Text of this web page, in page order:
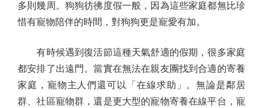
多則幾周。狗狗彷彿度假一般，因為這些家庭都無比珍
惜有寵物陪伴的時間，對狗狗更是寵愛有加。
有時候遇到復活節這種天氣舒適的假期，很多家庭
都安排了出遠門。當實在無法在親友團找到合適的寄養
家庭，寵物主人們還可以「在線求助」。無論是鄰居
群、社區寵物群，還是更大型的寵物寄養在線平台，寵